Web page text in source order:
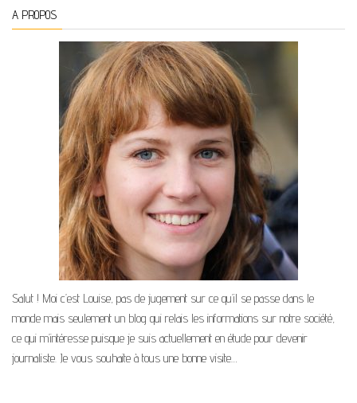
A PROPOS
Salut ! Moi c’est Louise, pas de jugement sur ce qu’il se passe dans le
monde mais seulement un blog qui relais les informations sur notre société,
ce qui m’intéresse puisque je suis actuellement en étude pour devenir
journaliste. Je vous souhaite à tous une bonne visite…